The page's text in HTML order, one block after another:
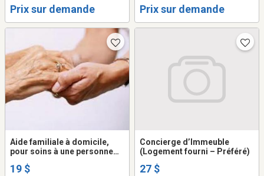
Prix sur demande Prix sur demande
Aide familiale à domicile,
pour soins à une personne
19 $
Concierge d’Immeuble
(Logement fourni – Préféré)
27 $